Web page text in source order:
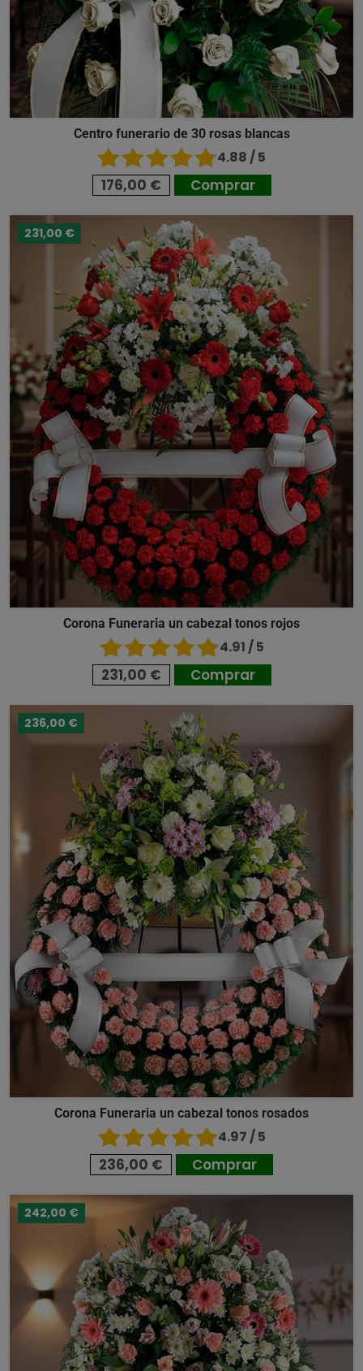
Centro funerario de 30 rosas blancas
4.88 / 5
176,00 € Comprar
231,00 €
Corona Funeraria un cabezal tonos rojos
4.91 / 5
231,00 € Comprar
236,00 €
Corona Funeraria un cabezal tonos rosados
4.97 / 5
236,00 € Comprar
242,00 €